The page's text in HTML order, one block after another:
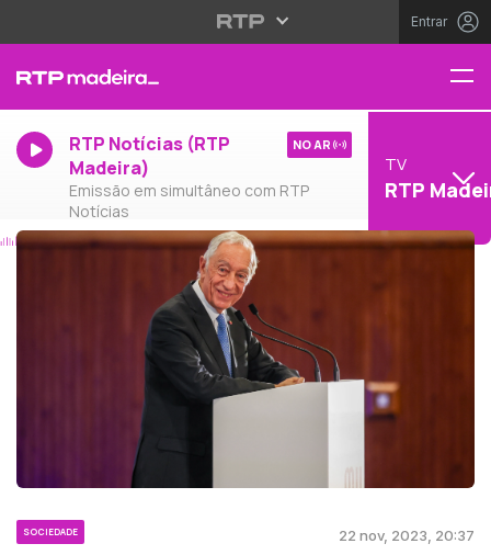
Entrar
RTP Notícias (RTP
Madeira)
Emissão em simultâneo com RTP
Notícias
NO AR
TV
RTP
SOCIEDADE 22 nov, 2023, 20:37